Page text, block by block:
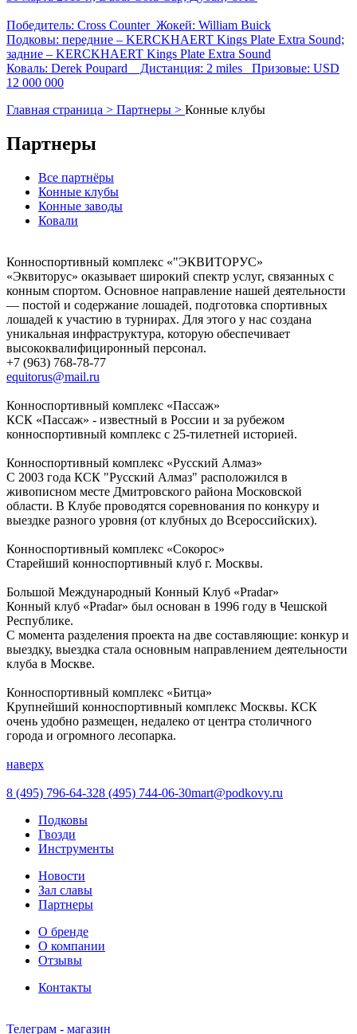
Победитель: Cross Counter Жокей: William Buick
Подковы: передние – KERCKHAERT Kings Plate Extra Sound;
задние – KERCKHAERT Kings Plate Extra Sound
Коваль: Derek Poupard Дистанция: 2 miles Призовые: USD
12 000 000
Главная страница > Партнеры > Конные клубы
Партнеры
Все партнёры
Конные клубы
Конные заводы
Ковали
Конноспортивный комплекс «"ЭКВИТОРУС»
«Эквиторус» оказывает широкий спектр услуг, связанных с
конным спортом. Основное направление нашей деятельности
— постой и содержание лошадей, подготовка спортивных
лошадей к участию в турнирах. Для этого у нас создана
уникальная инфраструктура, которую обеспечивает
высококвалифициронный персонал.
+7 (963) 768-78-77
equitorus@mail.ru
Конноспортивный комплекс «Пассаж»
КСК «Пассаж» - известный в России и за рубежом
конноспортивный комплекс с 25-тилетней историей.
Конноспортивный комплекс «Русский Алмаз»
С 2003 года КСК "Русский Алмаз" расположился в
живописном месте Дмитровского района Московской
области. В Клубе проводятся соревнования по конкуру и
выездке разного уровня (от клубных до Всероссийских).
Конноспортивный комплекс «Сокорос»
Старейший конноспортивный клуб г. Москвы.
Большой Международный Конный Клуб «Pradar»
Конный клуб «Pradar» был основан в 1996 году в Чешской
Республике.
С момента разделения проекта на две составляющие: конкур и
выездку, выездка стала основным направлением деятельности
клуба в Москве.
Конноспортивный комплекс «Битца»
Крупнейший конноспортивный комплекс Москвы. КСК
очень удобно размещен, недалеко от центра столичного
города и огромного лесопарка.
наверх
8 (495) 796-64-328 (495) 744-06-30mart@podkovy.ru
Подковы
Гвозди
Инструменты
Новости
Зал славы
Партнеры
О бренде
О компании
Отзывы
Контакты
Телеграм - магазин